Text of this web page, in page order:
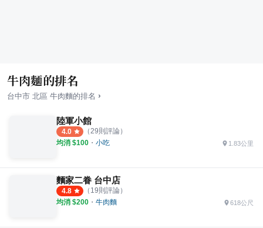
牛肉麵的排名
台中市 北區 牛肉麵的排名 ›
陸軍小館
4.0 （29則評論）
均消 $100 ・ 小吃 1.83公里
麵家二眷 台中店
4.8 （ 19則評論）
均消 $200 ・ 牛肉麵 618公尺